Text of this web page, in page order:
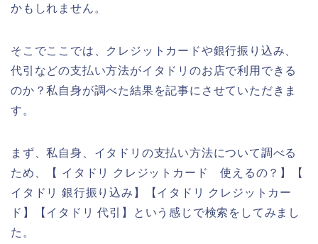
かもしれません。
そこでここでは、クレジットカードや銀行振り込み、
代引などの支払い方法がイタドリのお店で利用できる
のか？私自身が調べた結果を記事にさせていただきま
す。
まず、私自身、イタドリの支払い方法について調べる
ため、【 イタドリ クレジットカード 使えるの？】【
イタドリ 銀行振り込み】【イタドリ クレジットカー
ド】【イタドリ 代引】という感じで検索をしてみまし
た。